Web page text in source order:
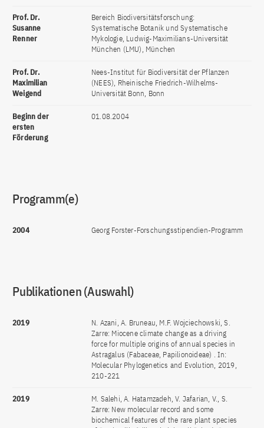
Prof. Dr.
Susanne
Renner
Bereich Biodiversitätsforschung:
Systematische Botanik und Systematische
Mykologie, Ludwig-Maximilians-Universität
München (LMU), München
Prof. Dr.
Maximilian
Weigend
Nees-Institut für Biodiversität der Pflanzen
(NEES), Rheinische Friedrich-Wilhelms-
Universität Bonn, Bonn
Beginn der
ersten
Förderung
01.08.2004
Programm(e)
2004 Georg Forster-Forschungsstipendien-Programm
Publikationen (Auswahl)
2019
N. Azani, A. Bruneau, M.F. Wojciechowski, S.
Zarre: Miocene climate change as a driving
force for multiple origins of annual species in
Astragalus (Fabaceae, Papilionoideae) . In:
Molecular Phylogenetics and Evolution, 2019,
210-221
2019
M. Salehi, A. Hatamzadeh, V. Jafarian, V., S.
Zarre: New molecular record and some
biochemical features of the rare plant species